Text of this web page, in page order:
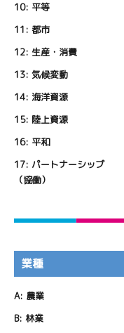
10: 平等
11: 都市
12: 生産・消費
13: 気候変動
14: 海洋資源
15: 陸上資源
16: 平和
17: パートナーシップ
（協働）
業種
A: 農業
B: 林業